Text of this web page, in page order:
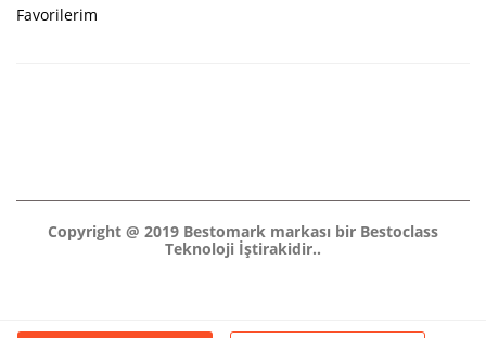
Favorilerim
Copyright @ 2019 Bestomark markası bir Bestoclass
Teknoloji İştirakidir..